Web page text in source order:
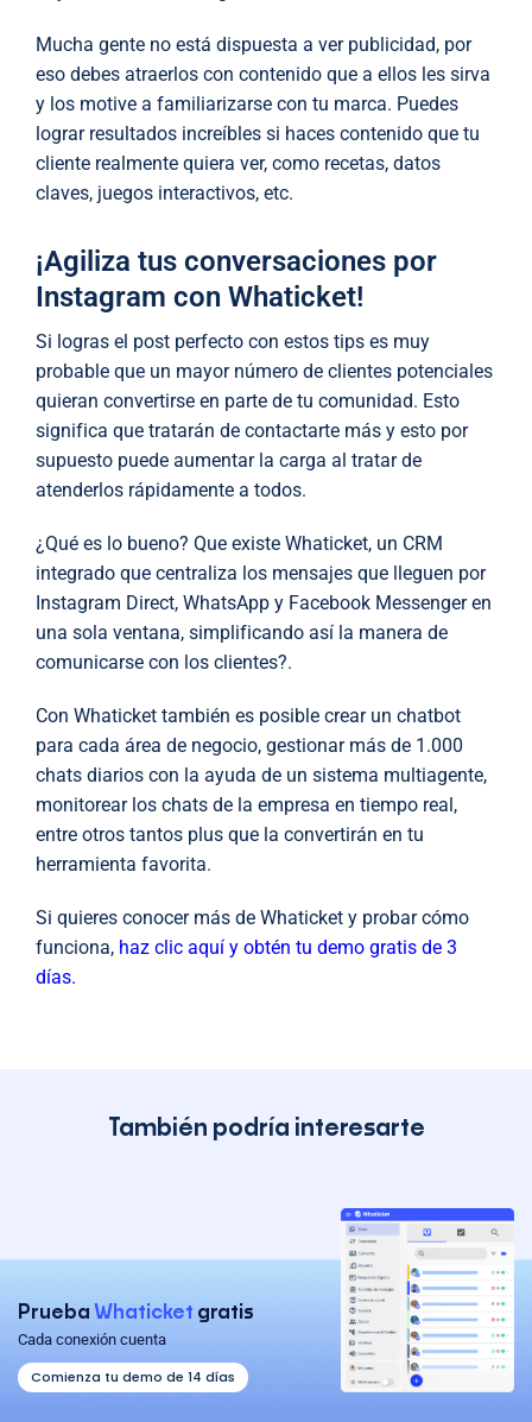
Mucha gente no está dispuesta a ver publicidad, por
eso debes atraerlos con contenido que a ellos les sirva
y los motive a familiarizarse con tu marca. Puedes
lograr resultados increíbles si haces contenido que tu
cliente realmente quiera ver, como recetas, datos
claves, juegos interactivos, etc.
¡Agiliza tus conversaciones por
Instagram con Whaticket!
Si logras el post perfecto con estos tips es muy
probable que un mayor número de clientes potenciales
quieran convertirse en parte de tu comunidad. Esto
significa que tratarán de contactarte más y esto por
supuesto puede aumentar la carga al tratar de
atenderlos rápidamente a todos.
¿Qué es lo bueno? Que existe Whaticket, un CRM
integrado que centraliza los mensajes que lleguen por
Instagram Direct, WhatsApp y Facebook Messenger en
una sola ventana, simplificando así la manera de
comunicarse con los clientes?.
Con Whaticket también es posible crear un chatbot
para cada área de negocio, gestionar más de 1.000
chats diarios con la ayuda de un sistema multiagente,
monitorear los chats de la empresa en tiempo real,
entre otros tantos plus que la convertirán en tu
herramienta favorita.
Si quieres conocer más de Whaticket y probar cómo
funciona, haz clic aquí y obtén tu demo gratis de 3
días.
También podría interesarte
Prueba Whaticket gratis
Cada conexión cuenta
Comienza tu demo de 14 días